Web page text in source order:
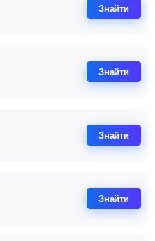
Знайти
Знайти
Знайти
Знайти